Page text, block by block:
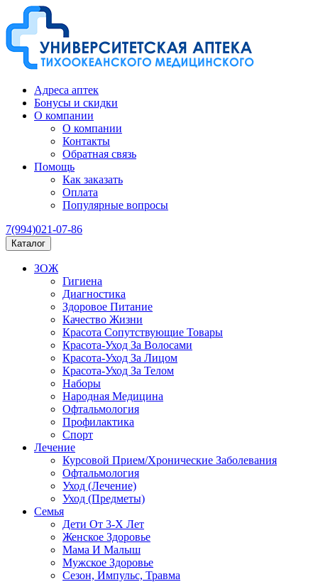
Адреса аптек
Бонусы и скидки
О компании
О компании
Контакты
Обратная связь
Помощь
Как заказать
Оплата
Популярные вопросы
7(994)021-07-86
Каталог
ЗОЖ
Гигиена
Диагностика
Здоровое Питание
Качество Жизни
Красота Сопутствующие Товары
Красота-Уход За Волосами
Красота-Уход За Лицом
Красота-Уход За Телом
Наборы
Народная Медицина
Офтальмология
Профилактика
Спорт
Лечение
Курсовой Прием/Хронические Заболевания
Офтальмология
Уход (Лечение)
Уход (Предметы)
Семья
Дети От 3-Х Лет
Женское Здоровье
Мама И Малыш
Мужское Здоровье
Сезон, Импульс, Травма